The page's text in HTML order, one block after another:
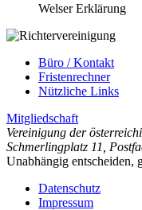
Welser Erklärung
Büro / Kontakt
Fristenrechner
Nützliche Links
Mitgliedschaft
Vereinigung der
Schmerlingplatz 11
Unabhängig entscheiden,
Datenschutz
Impressum